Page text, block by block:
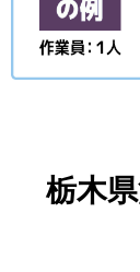
栃木